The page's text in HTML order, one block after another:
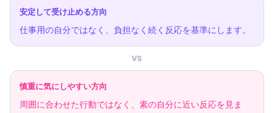
安定して受け止める方向
仕事用の自分ではなく、負担なく続く反応を基準にします。
VS
慎重に気にしやすい方向
周囲に合わせた行動ではなく、素の自分に近い反応を見ま